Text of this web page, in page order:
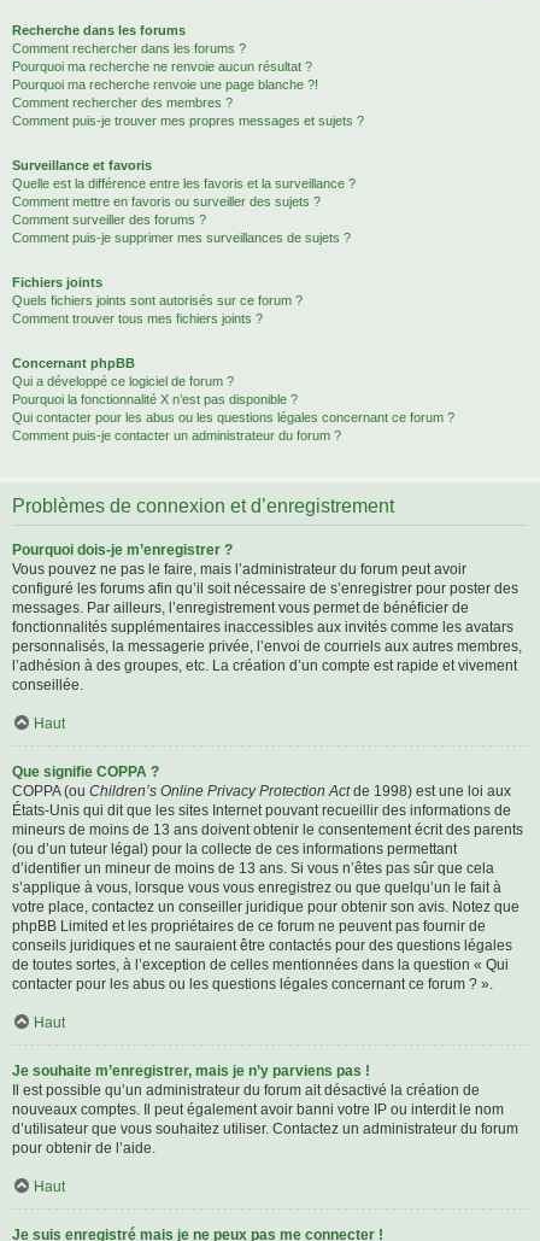
Recherche dans les forums
Comment rechercher dans les forums ?
Pourquoi ma recherche ne renvoie aucun résultat ?
Pourquoi ma recherche renvoie une page blanche ?!
Comment rechercher des membres ?
Comment puis-je trouver mes propres messages et sujets ?
Surveillance et favoris
Quelle est la différence entre les favoris et la surveillance ?
Comment mettre en favoris ou surveiller des sujets ?
Comment surveiller des forums ?
Comment puis-je supprimer mes surveillances de sujets ?
Fichiers joints
Quels fichiers joints sont autorisés sur ce forum ?
Comment trouver tous mes fichiers joints ?
Concernant phpBB
Qui a développé ce logiciel de forum ?
Pourquoi la fonctionnalité X n’est pas disponible ?
Qui contacter pour les abus ou les questions légales concernant ce forum ?
Comment puis-je contacter un administrateur du forum ?
Problèmes de connexion et d’enregistrement
Pourquoi dois-je m’enregistrer ?
Vous pouvez ne pas le faire, mais l’administrateur du forum peut avoir
configuré les forums afin qu’il soit nécessaire de s’enregistrer pour poster des
messages. Par ailleurs, l’enregistrement vous permet de bénéficier de
fonctionnalités supplémentaires inaccessibles aux invités comme les avatars
personnalisés, la messagerie privée, l’envoi de courriels aux autres membres,
l’adhésion à des groupes, etc. La création d’un compte est rapide et vivement
conseillée.
Haut
Que signifie COPPA ?
COPPA (ou Children’s Online Privacy Protection Actde 1998) est une loi aux
États-Unis qui dit que les sites Internet pouvant recueillir des informations de
mineurs de moins de 13 ans doivent obtenir le consentement écrit des parents
(ou d’un tuteur légal) pour la collecte de ces informations permettant
d’identifier un mineur de moins de 13 ans. Si vous n’êtes pas sûr que cela
s’applique à vous, lorsque vous vous enregistrez ou que quelqu’un le fait à
votre place, contactez un conseiller juridique pour obtenir son avis. Notez que
phpBB Limited et les propriétaires de ce forum ne peuvent pas fournir de
conseils juridiques et ne sauraient être contactés pour des questions légales
de toutes sortes, à l’exception de celles mentionnées dans la question « Qui
contacter pour les abus ou les questions légales concernant ce forum ? ».
Haut
Je souhaite m’enregistrer, mais je n’y parviens pas !
Il est possible qu’un administrateur du forum ait désactivé la création de
nouveaux comptes. Il peut également avoir banni votre IP ou interdit le nom
d’utilisateur que vous souhaitez utiliser. Contactez un administrateur du forum
pour obtenir de l’aide.
Haut
Je suis enregistré mais je ne peux pas me connecter !